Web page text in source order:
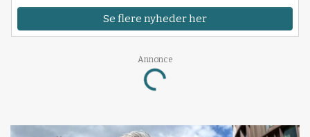
Se flere nyheder her
Annonce
Loading...